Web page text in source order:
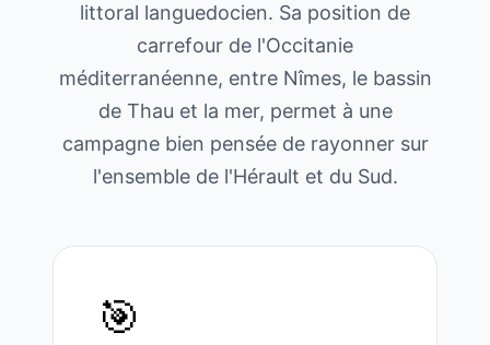
littoral languedocien. Sa position de
carrefour de l'Occitanie
méditerranéenne, entre Nîmes, le bassin
de Thau et la mer, permet à une
campagne bien pensée de rayonner sur
l'ensemble de l'Hérault et du Sud.
🎯